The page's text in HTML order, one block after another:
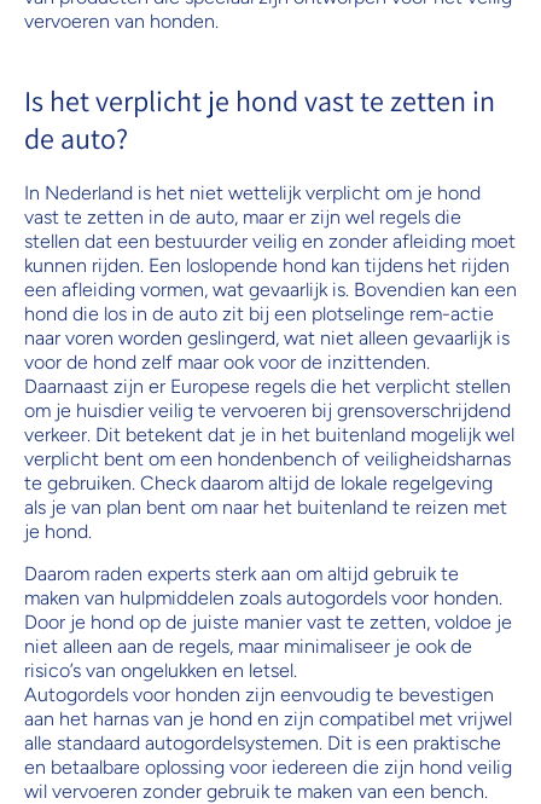
vervoeren van honden.
Is het verplicht je hond vast te zetten in
de auto?
In Nederland is het niet wettelijk verplicht om je hond
vast te zetten in de auto, maar er zijn wel regels die
stellen dat een bestuurder veilig en zonder afleiding moet
kunnen rijden. Een loslopende hond kan tijdens het rijden
een afleiding vormen, wat gevaarlijk is. Bovendien kan een
hond die los in de auto zit bij een plotselinge rem-actie
naar voren worden geslingerd, wat niet alleen gevaarlijk is
voor de hond zelf maar ook voor de inzittenden.
Daarnaast zijn er Europese regels die het verplicht stellen
om je huisdier veilig te vervoeren bij grensoverschrijdend
verkeer. Dit betekent dat je in het buitenland mogelijk wel
verplicht bent om een hondenbench of veiligheidsharnas
te gebruiken. Check daarom altijd de lokale regelgeving
als je van plan bent om naar het buitenland te reizen met
je hond.
Daarom raden experts sterk aan om altijd gebruik te
maken van hulpmiddelen zoals autogordels voor honden.
Door je hond op de juiste manier vast te zetten, voldoe je
niet alleen aan de regels, maar minimaliseer je ook de
risico’s van ongelukken en letsel.
Autogordels voor honden zijn eenvoudig te bevestigen
aan het harnas van je hond en zijn compatibel met vrijwel
alle standaard autogordelsystemen. Dit is een praktische
en betaalbare oplossing voor iedereen die zijn hond veilig
wil vervoeren zonder gebruik te maken van een bench.